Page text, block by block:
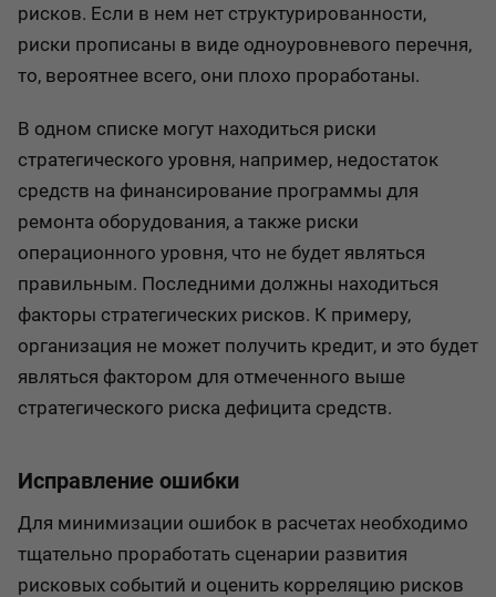
рисков. Если в нем нет структурированности,
риски прописаны в виде одноуровневого перечня,
то, вероятнее всего, они плохо проработаны.
В одном списке могут находиться риски
стратегического уровня, например, недостаток
средств на финансирование программы для
ремонта оборудования, а также риски
операционного уровня, что не будет являться
правильным. Последними должны находиться
факторы стратегических рисков. К примеру,
организация не может получить кредит, и это будет
являться фактором для отмеченного выше
стратегического риска дефицита средств.
Исправление ошибки
Для минимизации ошибок в расчетах необходимо
тщательно проработать сценарии развития
рисковых событий и оценить корреляцию рисков